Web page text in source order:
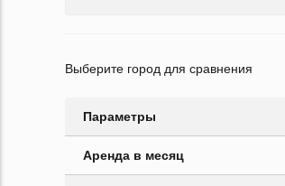
Выберите город для сравнения
Параметры
Аренда в месяц